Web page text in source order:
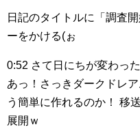
日記のタイトルに「調査
ーをかける(ぉ
0:52 さて日にちが変わっ
あっ！さっきダークドレ
う簡単に作れるのか！
移
展開ｗ